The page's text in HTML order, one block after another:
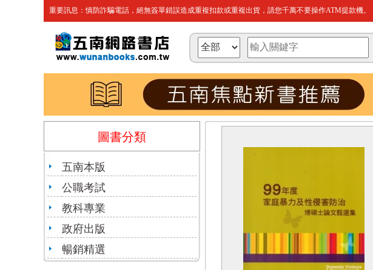
重要訊息：慎防詐騙電話，絕無簽單錯誤造成重複扣款或重複出貨，請您千萬不要操作ATM提款機。
圖書分類
五南本版
公職考試
教科專業
政府出版
暢銷精選